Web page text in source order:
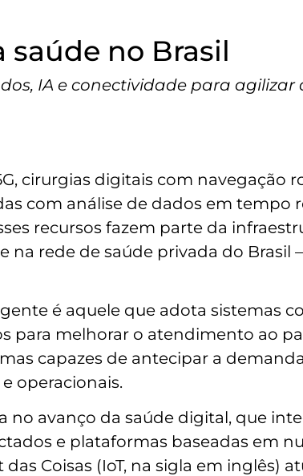
no Brasil
IA e conectividade para
cirurgias digitais com navegação
com análise de dados em tempo
recursos fazem parte da
na rede de saúde privada do Brasil
é aquele que adota sistemas
para melhorar o atendimento ao
capazes de antecipar a
operacionais.
no avanço da saúde digital, que
e plataformas baseadas em
Coisas (IoT, na sigla em inglês)